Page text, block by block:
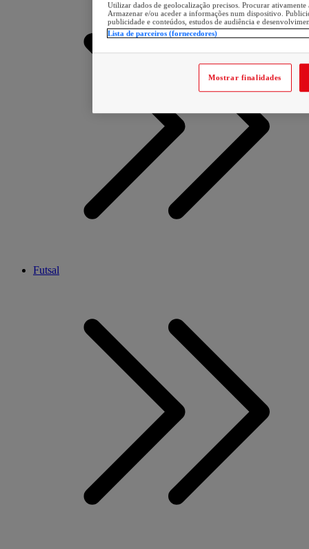
Futsal
Utilizar dados de geolocalização precisos. Procurar
Armazenar e/ou aceder a informações num dispositivo.
publicidade e conteúdos, estudos de audiência e
Lista de parceiros (fornecedores)
Mostrar finalidades